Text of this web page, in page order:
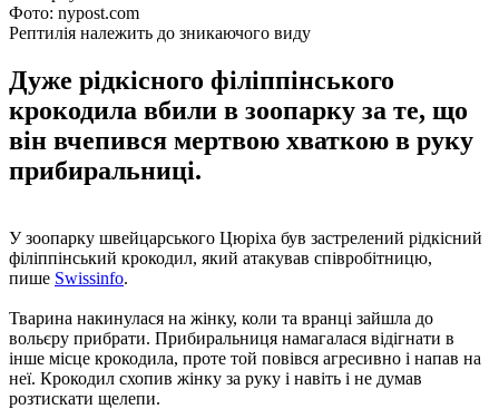
Фото: nypost.com
Рептилія належить до зникаючого виду
Дуже рідкісного філіппінського
крокодила вбили в зоопарку за те, що
він вчепився мертвою хваткою в руку
прибиральниці.
У зоопарку швейцарського Цюріха був застрелений рідкісний
філіппінський крокодил, який атакував співробітницю,
пише Swissinfo.
Тварина накинулася на жінку, коли та вранці зайшла до
вольєру прибрати. Прибиральниця намагалася відігнати в
інше місце крокодила, проте той повівся агресивно і напав на
неї. Крокодил схопив жінку за руку і навіть і не думав
розтискати щелепи.